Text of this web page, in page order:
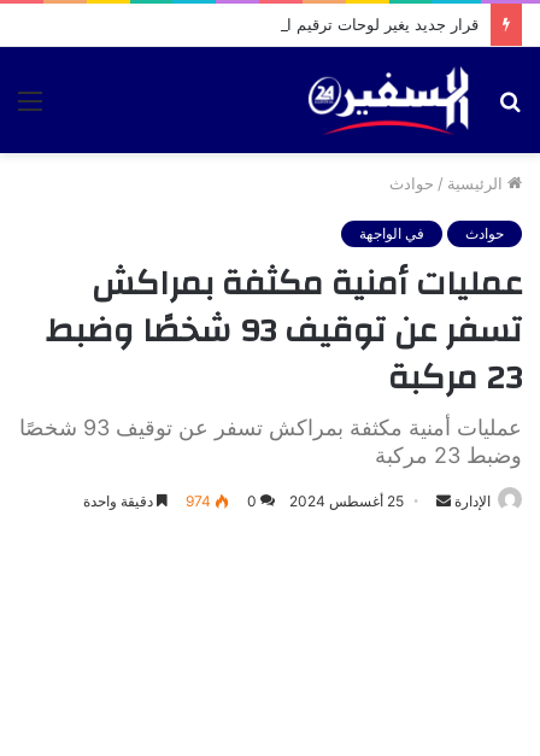
بحث
الرئيسية / حوادث
حوادث في الواجهة
عمليات أمنية مكثفة بمراكش
تسفر عن توقيف 93 شخصًا وضبط
23 مركبة
عمليات أمنية مكثفة بمراكش تسفر عن توقيف 93 شخصًا
وضبط 23 مركبة
الإدارة
أرسل 25 أغسطس 2024 0
974 دقيقة واحدة